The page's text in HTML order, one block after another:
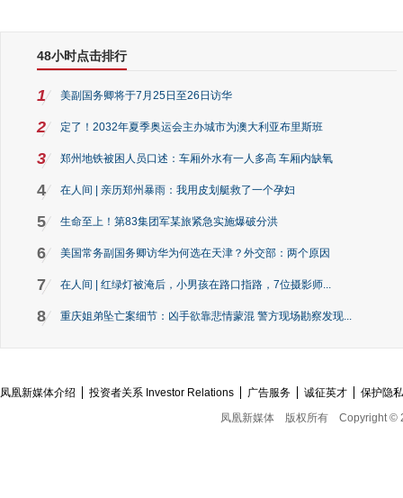
48小时点击排行
1 美副国务卿将于7月25日至26日访华
2 定了！2032年夏季奥运会主办城市为澳大利亚布里斯班
3 郑州地铁被困人员口述：车厢外水有一人多高 车厢内缺氧
4 在人间 | 亲历郑州暴雨：我用皮划艇救了一个孕妇
5 生命至上！第83集团军某旅紧急实施爆破分洪
6 美国常务副国务卿访华为何选在天津？外交部：两个原因
7 在人间 | 红绿灯被淹后，小男孩在路口指路，7位摄影师...
8 重庆姐弟坠亡案细节：凶手欲靠悲情蒙混 警方现场勘察发现...
凤凰新媒体介绍 投资者关系 Investor Relations 广告服务 诚征英才
保护隐
凤凰新媒体
版权所有 Copyright ©